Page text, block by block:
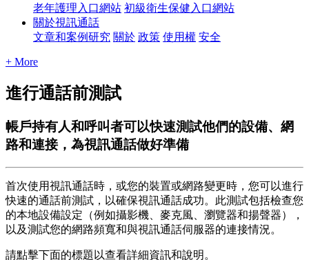
老年護理入口網站 初級衛生保健入口網站
關於視訊通話
文章和案例研究 關於 政策 使用權 安全
+ More
進行通話前測試
帳戶持有人和呼叫者可以快速測試他們的設備、網
路和連接，為視訊通話做好準備
首次使用視訊通話時 ， 或您的裝置或網路變更時 ， 您可以進行
快速的通話前測試 ， 以確保視訊通話成功。 此測試包括檢查您
的本地設備設定 （例如攝影機 麥克風 瀏覽器和揚聲器）
，
以 及測試您的網路頻寬和與視訊通話伺 服器的連接情況。
請點擊下面的標題 以查看詳細資訊和說明 。